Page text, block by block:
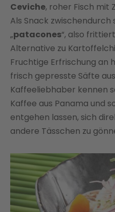
Ceviche, roher Fisch mit
Als Snack
„patacones“, also
Alternative zu
Fruchtige Erfrischung an
frisch gepresste Säfte
Kaffeeliebhaber kennen
Kaffee aus Panama und
entgehen lassen, sich
andere Tässchen zu